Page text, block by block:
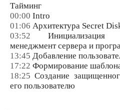
Тайминг
00:00 Intro
01:06 Архитектура Secret
03:52 Инициализация
менеджмент сервера и
13:45 Добавление
17:22 Формирование
18:25 Создание
его пользователю